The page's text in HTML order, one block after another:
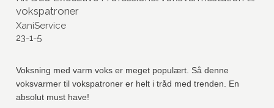
vokspatroner
XaniService
23-1-5
Voksning med varm voks er meget populært. Så denne
voksvarmer til vokspatroner er helt i tråd med trenden. En
absolut must have!